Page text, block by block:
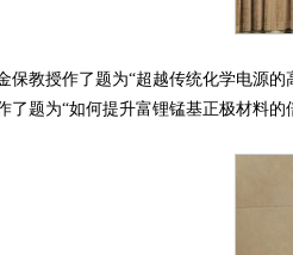
保教授作了题为“超越传统化学电源
了题为“如何提升富锂锰基正极材料